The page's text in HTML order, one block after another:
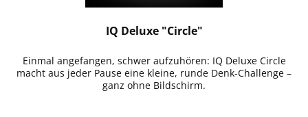
IQ Deluxe "Circle"
Einmal angefangen, schwer aufzuhören: IQ Deluxe Circle
macht aus jeder Pause eine kleine, runde Denk-Challenge –
ganz ohne Bildschirm.